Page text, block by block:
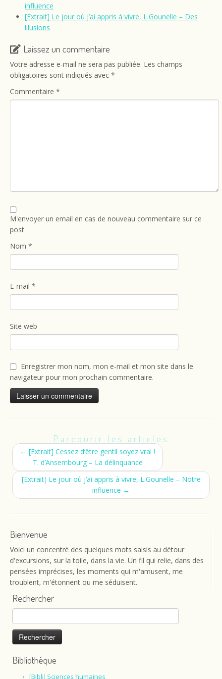
influence
[Extrait] Le jour où j’ai appris à vivre, L.Gounelle – Des
illusions
Laissez un commentaire
Votre adresse e-mail ne sera pas publiée. Les champs
obligatoires sont indiqués avec *
Commentaire *
M'envoyer un email en cas de nouveau commentaire sur ce
post
Nom *
E-mail *
Site web
Enregistrer mon nom, mon e-mail et mon site dans le
navigateur pour mon prochain commentaire.
Parcourir les articles
← [Extrait] Cessez d’être gentil soyez vrai !
T. d’Ansembourg – La délinquance
[Extrait] Le jour où j’ai appris à vivre, L.Gounelle – Notre
influence →
Bienvenue
Voici un concentré des quelques mots saisis au détour
d'excursions, sur la toile, dans la vie. Un fil qui relie, dans des
pensées imprécises, les moments qui m'amusent, me
troublent, m'étonnent ou me séduisent.
Rechercher
Rechercher :
Bibliothèque
[Bibli] Sciences humaines